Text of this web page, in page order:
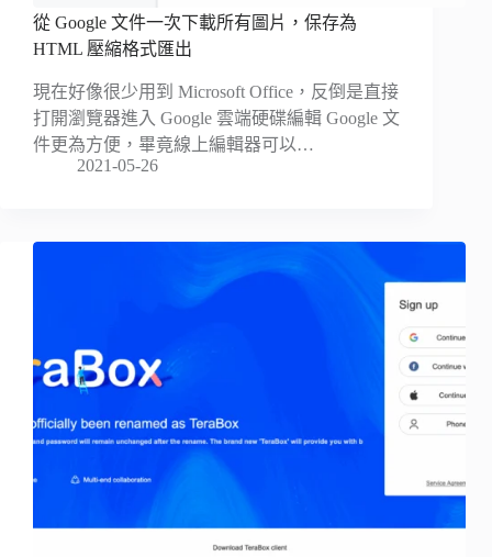
從 Google 文件一次下載所有圖片，保存為
HTML 壓縮格式匯出
現在好像很少用到 Microsoft Office，反倒是直接
打開瀏覽器進入 Google 雲端硬碟編輯 Google 文
件更為方便，畢竟線上編輯器可以…
2021-05-26